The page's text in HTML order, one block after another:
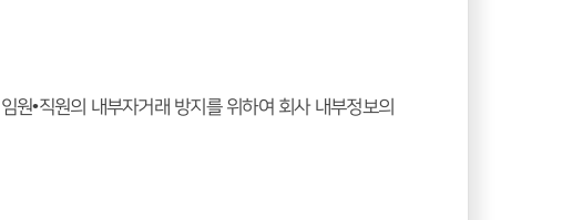
원•직원의 내부자거래 방지를 위하여 회사 내부정보의